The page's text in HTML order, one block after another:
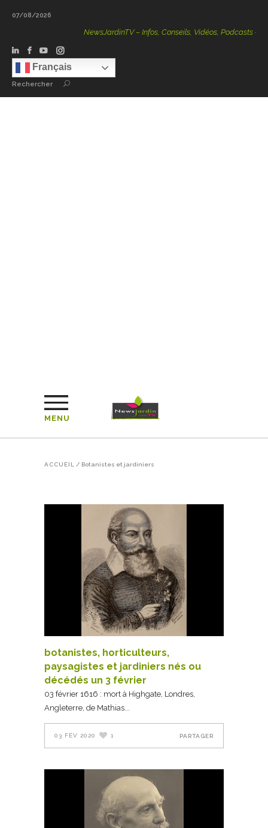
07/08/2026
NewsJardinTV – Infos, Conseils, Vidéos, Podcasts – 100
Français
Rechercher
MENU
ACCUEIL / Botanistes et jardiniers
botanistes, horticulteurs,
paysagistes et jardiniers nés ou
décédés un 3 février
03 février 1616 : mort à Highgate, Londres,
Angleterre, de Mathias
03 FÉV 2020 1 PARTAGER